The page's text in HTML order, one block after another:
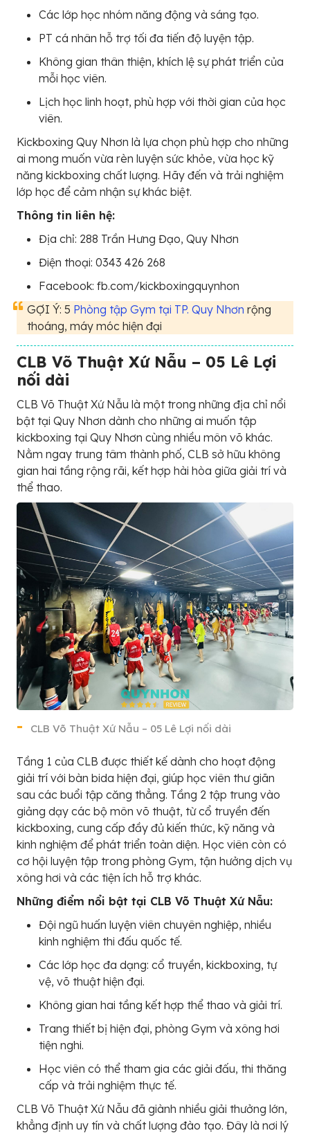
Các lớp học nhóm năng động và sáng tạo.
PT cá nhân hỗ trợ tối đa tiến độ luyện tập.
Không gian thân thiện, khích lệ sự phát triển của
mỗi học viên.
Lịch học linh hoạt, phù hợp với thời gian của học
viên.
Kickboxing Quy Nhơn là lựa chọn phù hợp cho những
ai mong muốn vừa rèn luyện sức khỏe, vừa học kỹ
năng kickboxing chất lượng. Hãy đến và trải nghiệm
lớp học để cảm nhận sự khác biệt.
Thông tin liên hệ:
Địa chỉ: 288 Trần Hưng Đạo, Quy Nhơn
Điện thoại: 0343 426 268
Facebook: fb.com/kickboxingquynhon
GỢI Ý: 5 Phòng tập Gym tại TP. Quy Nhơn rộng
thoáng, máy móc hiện đại
CLB Võ Thuật Xứ Nẫu – 05 Lê Lợi
nối dài
CLB Võ Thuật Xứ Nẫu là một trong những địa chỉ nổi
bật tại Quy Nhơn dành cho những ai muốn tập
kickboxing tại Quy Nhơn cùng nhiều môn võ khác.
Nằm ngay trung tâm thành phố, CLB sở hữu không
gian hai tầng rộng rãi, kết hợp hài hòa giữa giải trí và
thể thao.
CLB Võ Thuật Xứ Nẫu – 05 Lê Lợi nối dài
Tầng 1 của CLB được thiết kế dành cho hoạt động
giải trí với bàn bida hiện đại, giúp học viên thư giãn
sau các buổi tập căng thẳng. Tầng 2 tập trung vào
giảng dạy các bộ môn võ thuật, từ cổ truyền đến
kickboxing, cung cấp đầy đủ kiến thức, kỹ năng và
kinh nghiệm để phát triển toàn diện. Học viên còn có
cơ hội luyện tập trong phòng Gym, tận hưởng dịch vụ
xông hơi và các tiện ích hỗ trợ khác.
Những điểm nổi bật tại CLB Võ Thuật Xứ Nẫu:
Đội ngũ huấn luyện viên chuyên nghiệp, nhiều
kinh nghiệm thi đấu quốc tế.
Các lớp học đa dạng: cổ truyền, kickboxing, tự
vệ, võ thuật hiện đại.
Không gian hai tầng kết hợp thể thao và giải trí.
Trang thiết bị hiện đại, phòng Gym và xông hơi
tiện nghi.
Học viên có thể tham gia các giải đấu, thi thăng
cấp và trải nghiệm thực tế.
CLB Võ Thuật Xứ Nẫu đã giành nhiều giải thưởng lớn,
khẳng định uy tín và chất lượng đào tạo. Đây là nơi lý